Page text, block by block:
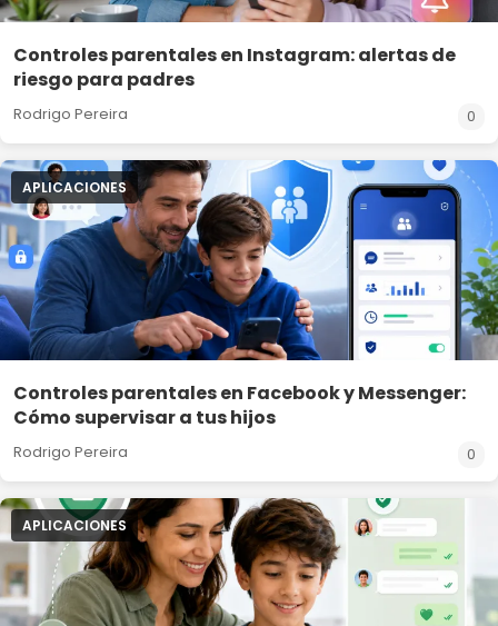
Controles parentales en Instagram: alertas de
riesgo para padres
Rodrigo Pereira 0
APLICACIONES
Controles parentales en Facebook y Messenger:
Cómo supervisar a tus hijos
Rodrigo Pereira 0
APLICACIONES